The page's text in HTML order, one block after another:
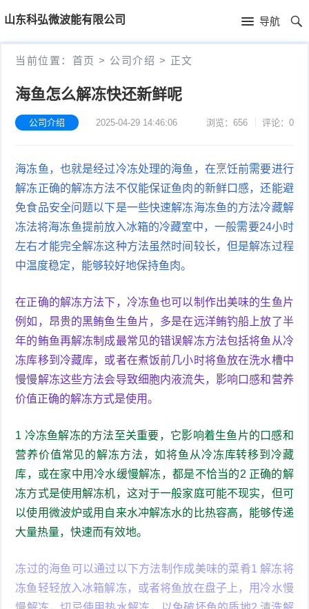
山东科弘微波能有限公司 导航
首
页
首
当前位置： 首页 > 公司介绍 > 正文
海鱼怎么解冻快还新鲜呢
公司介绍 2025-04-29 14:46:06 浏览：656 评论：0
海冻鱼，也就是经过冷冻处理的海鱼，在烹饪前需要进行
解冻正确的解冻方法不仅能保证鱼肉的新鲜口感，还能避
免食品安全问题以下是一些快速解冻海冻鱼的方法冷藏解
冻法将海冻鱼提前放入冰箱的冷藏室中，一般需要24小时
左右才能完全解冻这种方法虽然时间较长，但是解冻过程
中温度稳定，能够较好地保持鱼肉。
在正确的解冻方法下，冷冻鱼也可以制作出美味的生鱼片
例如，昂贵的黑鲔鱼生鱼片，多是在远洋鲔钓船上放了半
年的鲔鱼再解冻制成最常见的错误解冻方法包括将鱼从冷
冻库移到冷藏库，或者在煮饭前几小时将鱼放在洗水槽中
慢慢解冻这些方法会导致细胞内液流失，影响口感和营养
价值正确的解冻方式是使用。
1 冷冻鱼解冻的方法至关重要，它影响着生鱼片的口感和
营养价值常见的解冻方法，如将鱼从冷冻库转移到冷藏
库，或在家中用冷水缓慢解冻，都是不恰当的2 正确的解
冻方式是使用解冻机，这对于一般家庭可能不现实，但可
以使用微波炉或用自来水冲解冻水的比热容高，能够传递
大量热量，快速而有效地。
冻过的海鱼可以通过以下方法制作成美味的菜肴1 解冻将
冻鱼轻轻放入冰箱解冻，或者将鱼放在盘子上，用冷水慢